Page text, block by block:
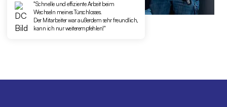
"Schnelle und effiziente Arbeit beim
Wechseln meines Türschlosses.
Der Mitarbeiter war außerdem sehr freundlich,
kann ich nur weiterempfehlen!"